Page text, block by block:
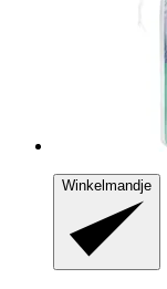
Winkelmandje